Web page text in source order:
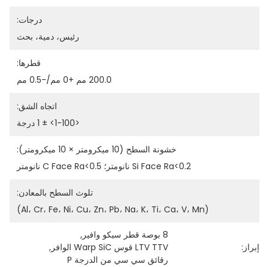
درجات:
رئيس، دمية، بحث
قطرها:
200.0 مم +0 مم/-0.5 مم
اتجاه الشق:
<1-100> ± 1 درجة
خشونة السطح (10 ميكرومتر × 10 ميكرومتر):
Si Face Ra<0.2 نانومتر؛ C Face Ra<0.5 نانومتر
تلوث السطح بالمعادن:
(Al، Cr، Fe، Ni، Cu، Zn، Pb، Na، K، Ti، Ca، V، Mn)
إبراز:
8 بوصة قطر سيكو وافير
,
LTV TTV قوس Warp SiC الوافر
,
رقائق سي سي من الدرجة P